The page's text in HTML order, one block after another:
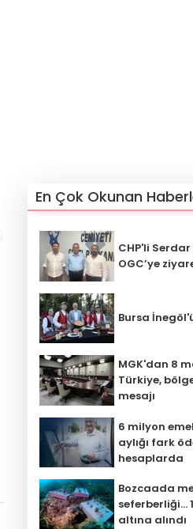
En Çok Okunan
CHP'li
OGC’ye
Bursa
MGK'dan 8
Türkiye,
mesajı
6 milyon
aylığı fark
hesaplarda
Bozcaada
seferberliği...
altına alındı